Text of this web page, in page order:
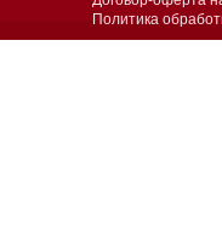
Политика